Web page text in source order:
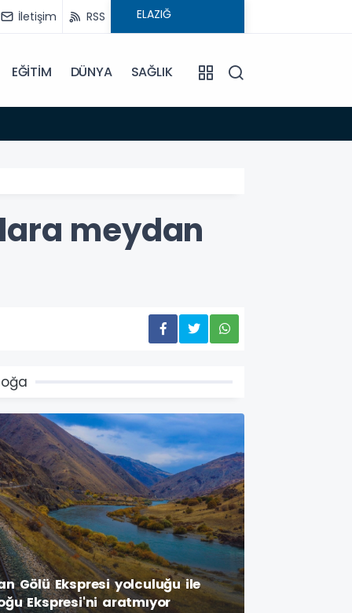
İletişim RSS
EĞİTİM DÜNYA SAĞLIK
meydan
Gölü Ekspresi yolculuğu ile
Ekspresi'ni aratmıyor